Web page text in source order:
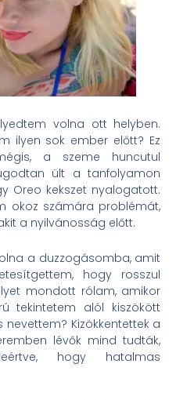
volna ott helyben.
ilyen sok ember előtt? Ez
a szeme huncutul
ült a tanfolyamon
Oreo kekszet nyalogatott.
okoz számára problémát,
a nyilvánosság előtt.
a duzzogásomba, amit
hogy rosszul
mondott rólam, amikor
tekintetem alól kiszökött
nevettem? Kizökkentettek a
lévők mind tudták,
hogy hatalmas